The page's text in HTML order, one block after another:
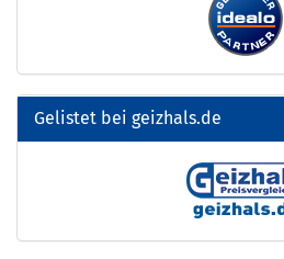
Gelistet bei geizhals.de